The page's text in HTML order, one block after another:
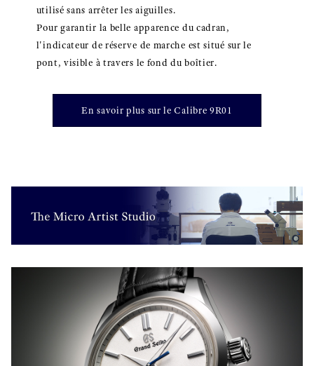
utilisé sans arrêter les aiguilles.
Pour garantir la belle apparence du cadran,
l'indicateur de réserve de marche est situé sur le
pont, visible à travers le fond du boîtier.
En savoir plus sur le Calibre 9R01